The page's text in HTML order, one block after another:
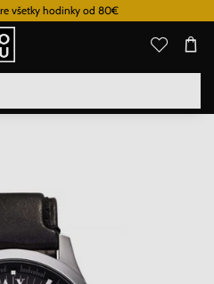
všetky hodinky od 80€